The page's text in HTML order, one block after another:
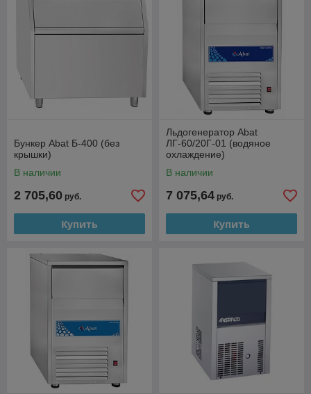
Бункер Abat Б-400 (без
крышки)
В наличии
2 705,60 руб.
Купить
Льдогенератор Abat
ЛГ-60/20Г-01 (водяное
охлаждение)
В наличии
7 075,64 руб.
Купить